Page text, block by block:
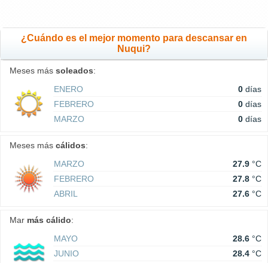
¿Cuándo es el mejor momento para descansar en
Nuqui?
Meses más soleados:
ENERO
0 días
FEBRERO
0 días
MARZO
0 días
Meses más cálidos:
MARZO
27.9 °C
FEBRERO
27.8 °C
ABRIL
27.6 °C
Mar más cálido:
MAYO
28.6 °C
JUNIO
28.4 °C